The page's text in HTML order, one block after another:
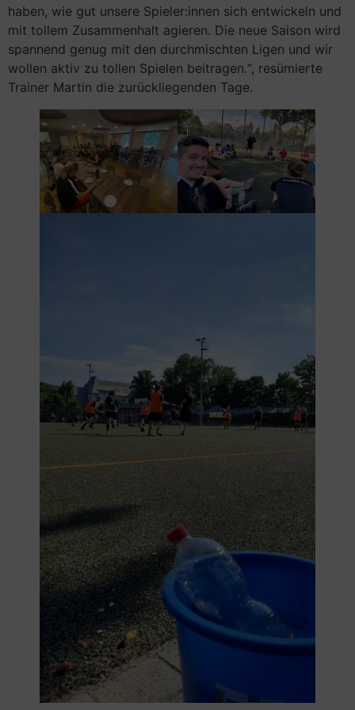
haben, wie gut unsere Spieler:innen sich entwickeln und
mit tollem Zusammenhalt agieren. Die neue Saison wird
spannend genug mit den durchmischten Ligen und wir
wollen aktiv zu tollen Spielen beitragen.“, resümierte
Trainer Martin die zurückliegenden Tage.